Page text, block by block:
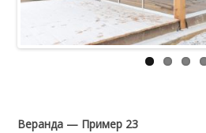
Веранда — Пример 23